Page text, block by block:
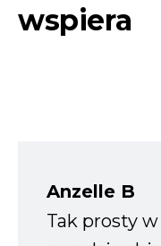
wspiera
Anzelle B
Tak prosty w